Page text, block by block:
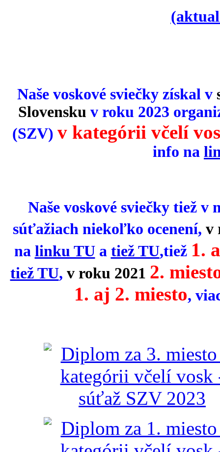
Naše voskové sviečky získal v
Slovensku v roku 2023
(SZV) v kategórii včelí
info na
Naše voskové sviečky tiež
súťažiach niekoľko ocenení, v
na linku TUa tiež TU,tiež 1.
tiež TU, v roku 2021 2.
1. aj 2. miesto,